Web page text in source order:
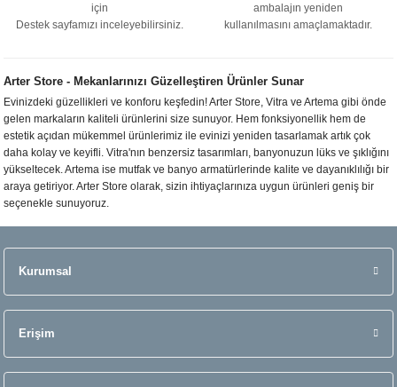
için
Destek sayfamızı inceleyebilirsiniz.
ambalajın yeniden
kullanılmasını amaçlamaktadır.
Arter Store - Mekanlarınızı Güzelleştiren Ürünler Sunar
Evinizdeki güzellikleri ve konforu keşfedin! Arter Store, Vitra ve Artema gibi önde
gelen markaların kaliteli ürünlerini size sunuyor. Hem fonksiyonellik hem de
estetik açıdan mükemmel ürünlerimiz ile evinizi yeniden tasarlamak artık çok
daha kolay ve keyifli. Vitra'nın benzersiz tasarımları, banyonuzun lüks ve şıklığını
yükseltecek. Artema ise mutfak ve banyo armatürlerinde kalite ve dayanıklılığı bir
araya getiriyor. Arter Store olarak, sizin ihtiyaçlarınıza uygun ürünleri geniş bir
seçenekle sunuyoruz.
Kurumsal
Erişim